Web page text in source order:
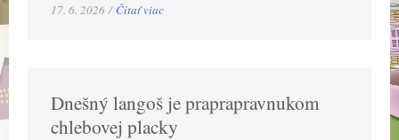
17. 6. 2026 / Čítať viac
Dnešný langoš je praprapravnukom
chlebovej placky